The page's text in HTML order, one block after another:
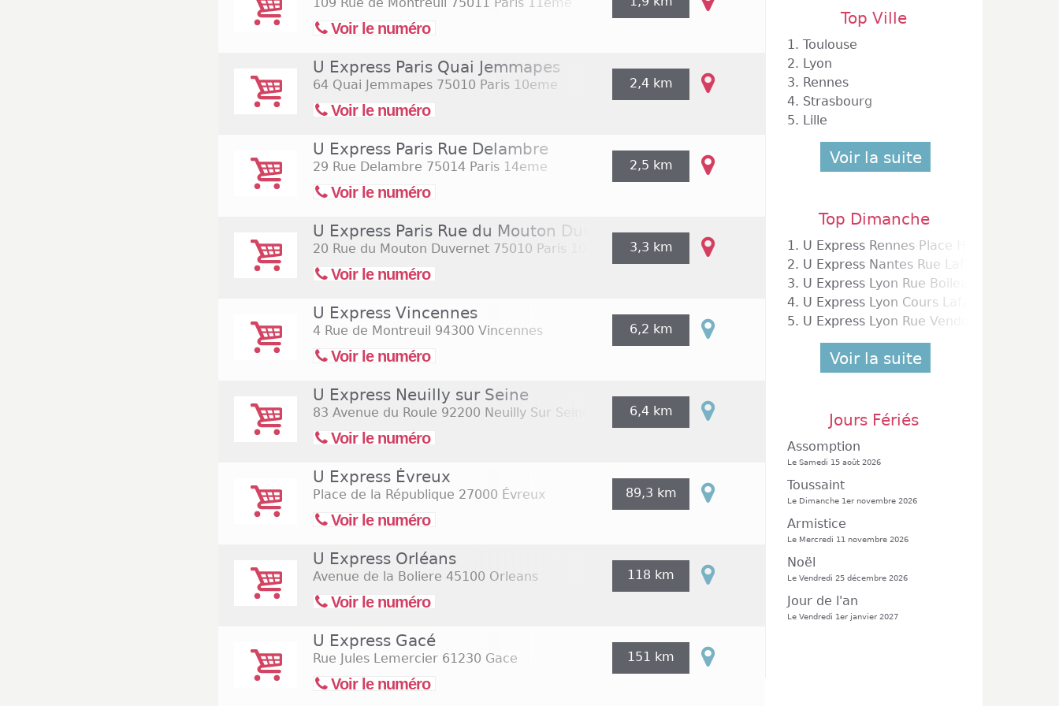
Voir le numéro
U Express Paris Quai Jemmapes
64 Quai Jemmapes 75010 Paris 10eme
Voir le numéro
2,4 km
U Express Paris Rue Delambre
29 Rue Delambre 75014 Paris 14eme
Voir le numéro
2,5 km
U Express Paris Rue du Mouton Duvernet
20 Rue du Mouton Duvernet 75010 Paris 10eme
Voir le numéro
3,3 km
U Express Vincennes
4 Rue de Montreuil 94300 Vincennes
Voir le numéro
6,2 km
U Express Neuilly sur Seine
83 Avenue du Roule 92200 Neuilly Sur Seine
Voir le numéro
6,4 km
U Express Évreux
Place de la République 27000 Évreux
Voir le numéro
89,3 km
U Express Orléans
Avenue de la Boliere 45100 Orleans
Voir le numéro
118 km
U Express Gacé
Rue Jules Lemercier 61230 Gace
Voir le numéro
151 km
Top Ville
1. Toulouse
2. Lyon
3. Rennes
4. Strasbourg
5. Lille
Voir la suite
Top Dimanche
1. U Express Rennes Place Hoche
2. U Express Nantes Rue Lafayette
3. U Express Lyon Rue Boileau
4. U Express Lyon Cours Lafayette
5. U Express Lyon Rue Vendome Lafayette
Voir la suite
Jours Fériés
Assomption
Le Samedi 15 août 2026
Toussaint
Le Dimanche 1er novembre 2026
Armistice
Le Mercredi 11 novembre 2026
Noël
Le Vendredi 25 décembre 2026
Jour de l'an
Le Vendredi 1er janvier 2027